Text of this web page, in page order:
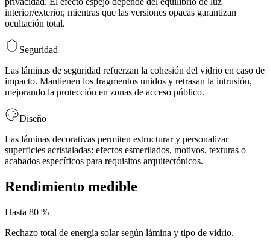
interior/exterior, mientras que las versiones opacas garantizan
ocultación total.
Seguridad
Las láminas de seguridad refuerzan la cohesión del vidrio en caso de
impacto. Mantienen los fragmentos unidos y retrasan la intrusión,
mejorando la protección en zonas de acceso público.
Diseño
Las láminas decorativas permiten estructurar y personalizar
superficies acristaladas: efectos esmerilados, motivos, texturas o
acabados específicos para requisitos arquitectónicos.
Rendimiento medible
Hasta 80 %
Rechazo total de energía solar según lámina y tipo de vidrio.